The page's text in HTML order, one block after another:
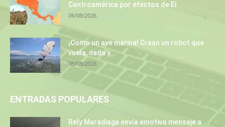
Centroamérica por efectos de El...
06/08/2026
¡Como un ave marina! Crean un robot que
vuela, nada y...
06/08/2026
ENTRADAS POPULARES
Rely Maradiaga envía emotivo mensaje a